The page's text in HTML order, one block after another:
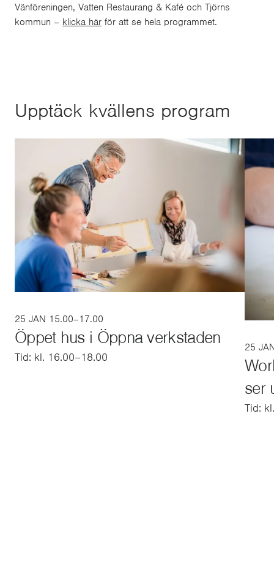
Vänföreningen, Vatten Restaurang & Kafé och Tjörns
kommun – klicka här för att se hela programmet.
Upptäck kvällens program
25 JAN 15.00–17.00
Öppet hus i Öppna verkstaden
Tid: kl. 16.00–18.00
25
ser
Tid: